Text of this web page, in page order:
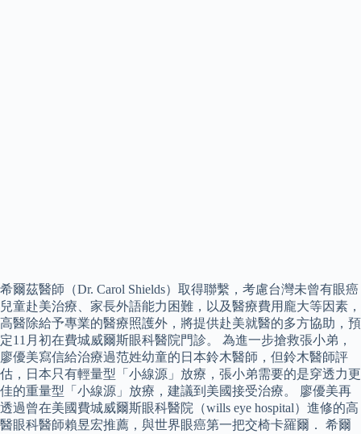
希爾茲醫師（Dr. Carol Shields）取得聯繫，考慮台灣未曾有眼癌
兒童赴美治療、家長外語能力困難，以及醫療費用龐大等因素，
高醫除給予專業的醫療照護外，將提供赴美就醫的多方協助，預
定11月初在費城威爾斯眼科醫院門診。 為進一步搶救張小弟，
廖優美寫信給治療過范姓幼童的日本鈴木醫師，但鈴木醫師評
估，日本只有輕量型「小線源」放療，張小弟需要的是穿透力更
佳的重量型「小線源」放療，建議到美國接受治療。 廖優美再
透過曾在美國費城威爾斯眼科醫院（wills eye hospital）進修的高
醫眼科醫師賴昱宏推薦，與世界眼癌第一把交椅卡羅爾． 希爾